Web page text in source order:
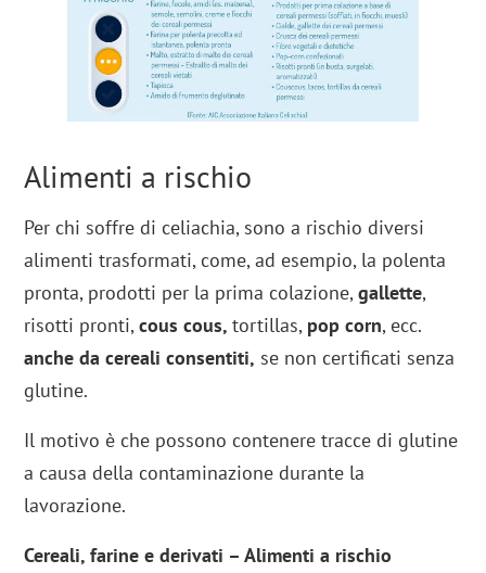
Alimenti a rischio
Per chi soffre di celiachia, sono a rischio diversi
alimenti trasformati, come, ad esempio, la polenta
pronta, prodotti per la prima colazione,gallette,
risotti pronti,cous cous,tortillas, pop corn, ecc.
anche da cereali consentiti, se non certificati senza
glutine.
Il motivo è che possono contenere tracce di glutine
a causa della contaminazione durante la
lavorazione.
Cereali, farine e derivati – Alimenti a rischio